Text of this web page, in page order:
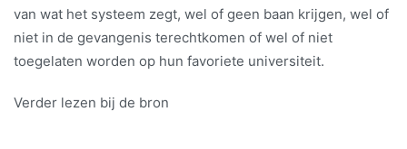
van wat het systeem zegt, wel of geen baan krijgen, wel of
niet in de gevangenis terechtkomen of wel of niet
toegelaten worden op hun favoriete universiteit.
Verder lezen bij de bron